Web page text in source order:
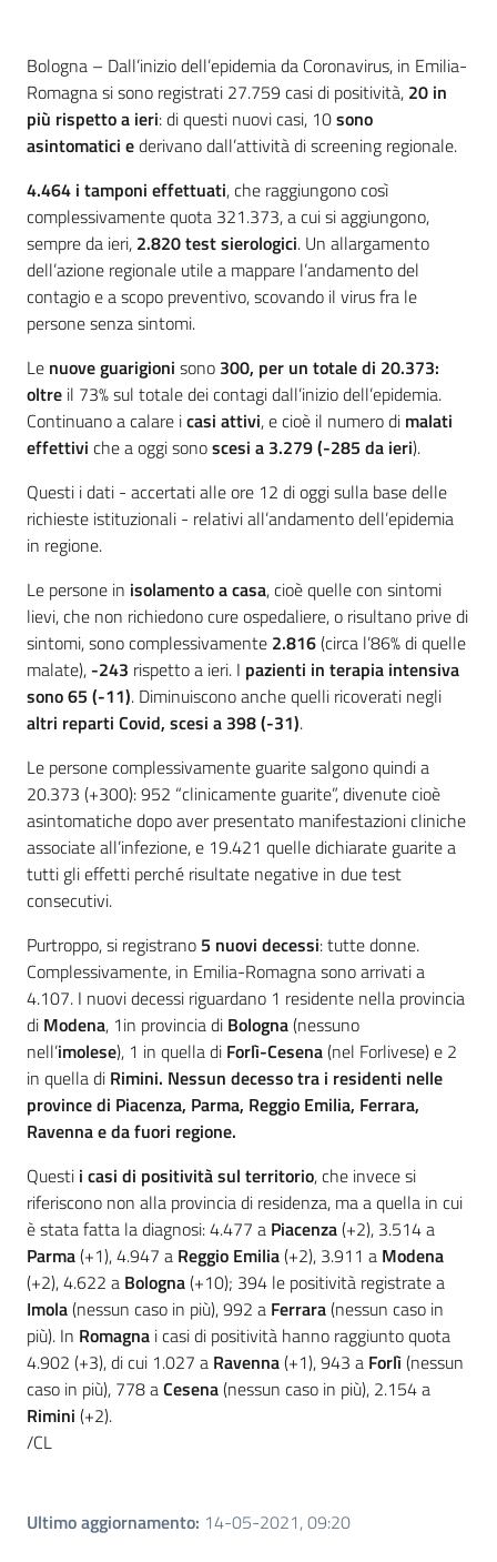
Contenuto
Bologna – Dall’inizio dell’epidemia da Coronavirus, in Emilia-
Romagna si sono registrati 27.759 casi di positività, 20 in
più rispetto a ieri: di questi nuovi casi, 10sono
asintomatici ederivano dall’attività di screening regionale.
4.464 i tamponi effettuati, che raggiungono così
complessivamente quota 321.373, a cui si aggiungono,
sempre da ieri, 2.820test sierologici. Un allargamento
dell’azione regionale utile a mappare l’andamento del
contagio e a scopo preventivo, scovando il virus fra le
persone senza sintomi.
Le nuove guarigioni sono 300, per un totale di 20.373:
oltre il 73% sul totale dei contagi dall’inizio dell’epidemia.
Continuano a calare icasi attivi, e cioè il numero di malati
effettivi che a oggi sonoscesi a 3.279 (-285 da ieri).
Questi i dati - accertati alle ore 12 di oggi sulla base delle
richieste istituzionali - relativi all’andamento dell’epidemia
in regione.
Le persone in isolamento a casa, cioè quelle con sintomi
lievi, che non richiedono cure ospedaliere, o risultano prive di
sintomi, sono complessivamente 2.816(circa l’86% di quelle
malate), -243 rispetto a ieri. I pazienti in terapia intensiva
sono 65 (-11). Diminuiscono anche quelli ricoverati negli
altri reparti Covid, scesi a 398 (-31).
Le persone complessivamente guarite salgono quindi a
20.373 (+300): 952 “clinicamente guarite”, divenute cioè
asintomatiche dopo aver presentato manifestazioni cliniche
associate all’infezione, e 19.421 quelle dichiarate guarite a
tutti gli effetti perché risultate negative in due test
consecutivi.
Purtroppo, si registrano 5 nuovi decessi: tutte donne.
Complessivamente, in Emilia-Romagna sono arrivati a
4.107. I nuovi decessi riguardano 1 residente nella provincia
di Modena, 1in provincia di Bologna(nessuno
nell’imolese), 1 in quella di Forlì-Cesena(nel Forlivese) e 2
in quella di Rimini. Nessun decesso tra i residenti nelle
province di Piacenza, Parma, Reggio Emilia, Ferrara,
Ravenna e da fuori regione.
Questi i casi di positività sul territorio, che invece si
riferiscono non alla provincia di residenza, ma a quella in cui
è stata fatta la diagnosi: 4.477 a Piacenza(+2), 3.514 a
Parma(+1), 4.947 a Reggio Emilia(+2), 3.911 a Modena
(+2), 4.622 a Bologna(+10); 394 le positività registrate a
Imola(nessun caso in più), 992 a Ferrara(nessun caso in
più). In Romagna i casi di positività hanno raggiunto quota
4.902 (+3), di cui 1.027 a Ravenna(+1), 943 a Forlì(nessun
caso in più), 778 aCesena(nessun caso in più), 2.154 a
Rimini (+2).
/CL
Ultimo aggiornamento: 14-05-2021, 09:20